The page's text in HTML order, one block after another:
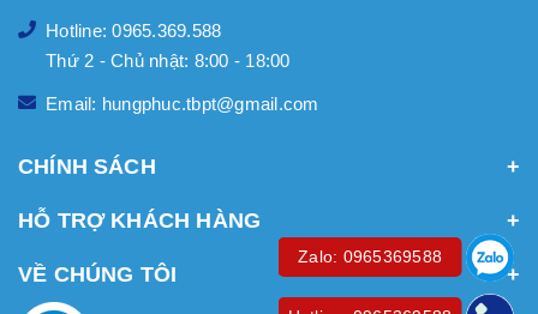
Hotline: 0965.369.588
Thứ 2 - Chủ nhật: 8:00 - 18:00
Email: hungphuc.tbpt@gmail.com
CHÍNH SÁCH
HỖ TRỢ KHÁCH HÀNG
VỀ CHÚNG TÔI
Zalo: 0965369588